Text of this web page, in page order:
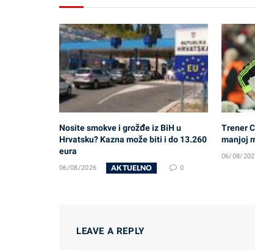
Nosite smokve i grožđe iz BiH u
Hrvatsku? Kazna može biti i do 13.260
eura
06/08/2026 AKTUELNO 0
Trener
manjoj
06/08/
LEAVE A REPLY